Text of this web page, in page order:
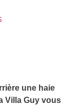
une haie
Villa Guy vous